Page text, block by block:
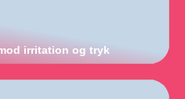
irritation og tryk